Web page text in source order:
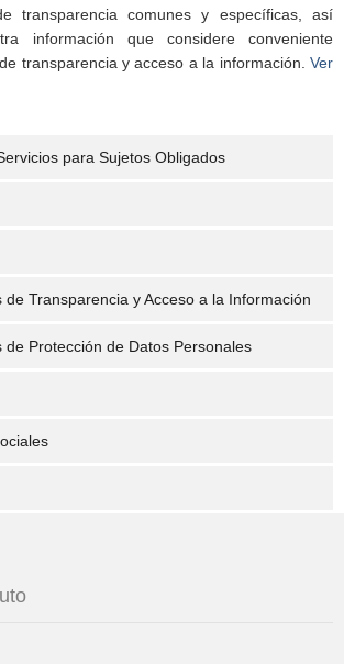
transparencia comunes y específicas, así
información que considere conveniente
transparencia y acceso a la información. Ver
para Sujetos Obligados
de Transparencia y Acceso a la Información
de Protección de Datos Personales